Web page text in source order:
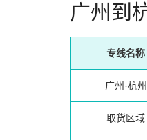
广州到
专线名称
广州-杭州
取货区域